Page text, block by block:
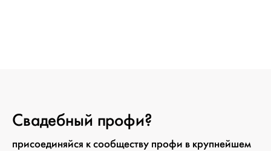
Свадебный профи?
присоединяйся к сообществу профи в крупнейшем